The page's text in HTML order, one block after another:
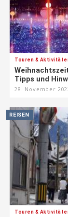
Touren &
Tipps und
28. November
REISEN
Touren &